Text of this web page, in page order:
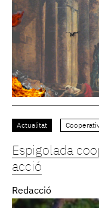
Actualitat
Espigolada
acció
Redacció